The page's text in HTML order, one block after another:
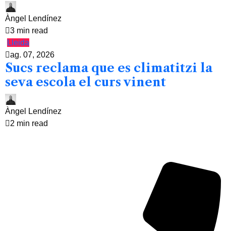
Àngel Lendínez
3 min read
Lleida
ag. 07, 2026
Sucs reclama que es climatitzi la
seva escola el curs vinent
Àngel Lendínez
2 min read